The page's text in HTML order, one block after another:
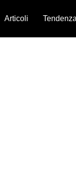
Articoli Tendenza